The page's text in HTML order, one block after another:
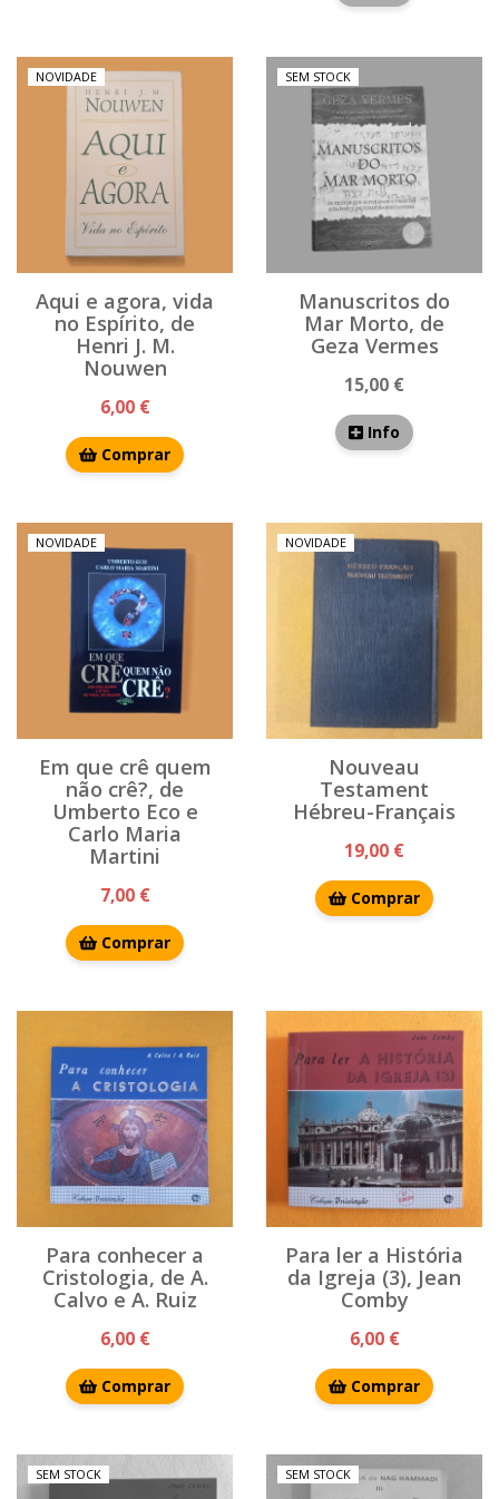
NOVIDADE
Aqui e agora, vida
no Espírito, de
Henri J. M.
Nouwen
6,00 €
Comprar
SEM STOCK
Manuscritos do
Mar Morto, de
Geza Vermes
15,00 €
Info
NOVIDADE
Em que crê quem
não crê?, de
Umberto Eco e
Carlo Maria
Martini
7,00 €
Comprar
NOVIDADE
Nouveau
Testament
Hébreu-Français
19,00 €
Comprar
Para conhecer a
Cristologia, de A.
Calvo e A. Ruiz
6,00 €
Comprar
Para ler a História
da Igreja (3), Jean
Comby
6,00 €
Comprar
SEM STOCK SEM STOCK